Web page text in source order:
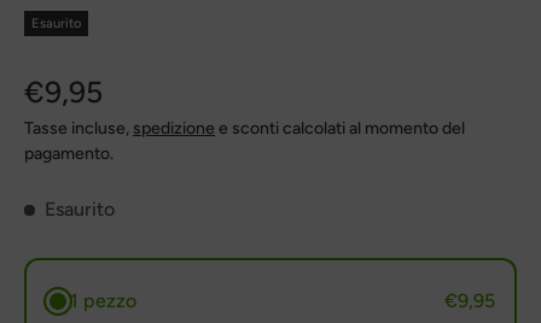
Esaurito
€9,95
Tasse incluse, spedizione e sconti calcolati al momento del
pagamento.
Esaurito
1 pezzo €9,95